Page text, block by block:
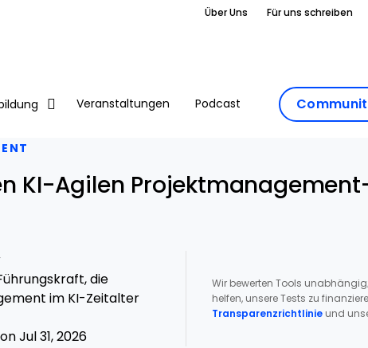
Über Uns Für uns schreiben
Veranstaltungen Podcast
KI-Agilen
die
im KI-Zeitalter
Jul 31, 2026
Wir bewerten Tools
helfen, unsere Tests zu
Transparenzrichtlinieund